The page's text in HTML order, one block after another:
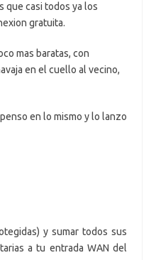
que casi todos ya los
gratuita.
mas baratas, con
en el cuello al vecino,
en lo mismo y lo lanzo
y sumar todos sus
a tu entrada WAN del